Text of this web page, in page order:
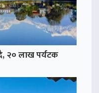
२० लाख पर्यटक